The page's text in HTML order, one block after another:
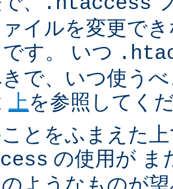
イルを変更で
す。 いつ
で、いつ使う
上 を参照してく
とをふまえた
の使用が ま